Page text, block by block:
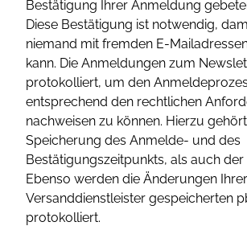
Bestätigung Ihrer Anmeldung
Diese Bestätigung ist notwendig,
niemand mit fremden E-
kann. Die Anmeldungen zum
protokolliert, um den
entsprechend den rechtlichen
nachweisen zu können. Hierzu
Speicherung des Anmelde- und des
Bestätigungszeitpunkts, als auch der
Ebenso werden die Änderungen
Versanddienstleister gespeicherten
protokolliert.